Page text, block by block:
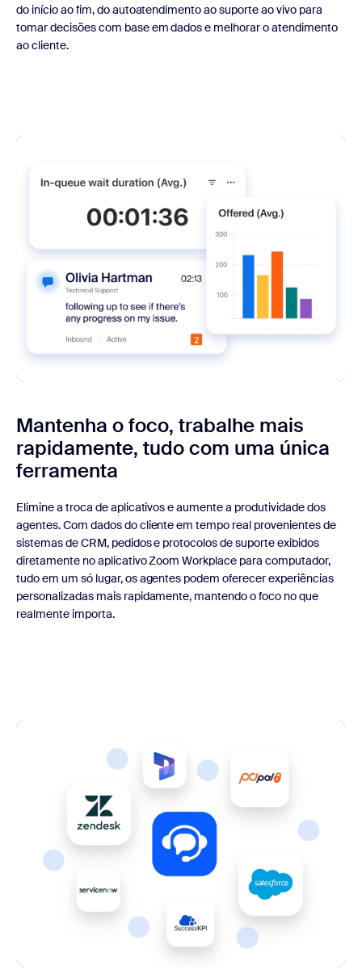
do início ao fim, do autoatendimento ao suporte ao vivo para
tomar decisões com base em dados e melhorar o atendimento
ao cliente.
Mantenha o foco, trabalhe mais
rapidamente, tudo com uma única
ferramenta
Elimine a troca de aplicativos e aumente a produtividade dos
agentes. Com dados do cliente em tempo real provenientes de
sistemas de CRM, pedidos e protocolos de suporte exibidos
diretamente no aplicativo Zoom Workplace para computador,
tudo em um só lugar, os agentes podem oferecer experiências
personalizadas mais rapidamente, mantendo o foco no que
realmente importa.